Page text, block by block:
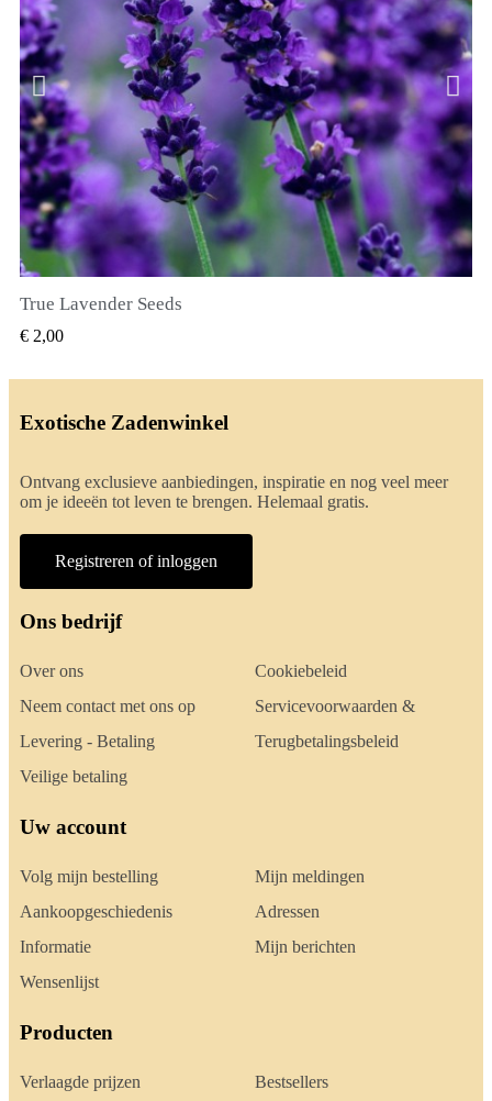
True Lavender Seeds
€ 2,00
Exotische Zadenwinkel
Ontvang exclusieve aanbiedingen, inspiratie en nog veel meer
om je ideeën tot leven te brengen. Helemaal gratis.
Registreren of inloggen
Ons bedrijf
Over ons
Neem contact met ons op
Levering - Betaling
Veilige betaling
Cookiebeleid
Servicevoorwaarden &
Terugbetalingsbeleid
Uw account
Volg mijn bestelling
Aankoopgeschiedenis
Informatie
Wensenlijst
Mijn meldingen
Adressen
Mijn berichten
Producten
Verlaagde prijzen Bestsellers